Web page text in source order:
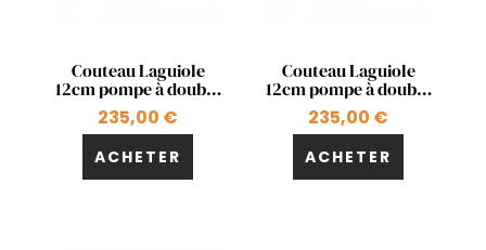
Aperçu rapide
Couteau Laguiole
12cm pompe à double
effet en olivier
235,00 €
ACHETER
Aperçu rapide
Couteau Laguiole
12cm pompe à double
effet en genévrier
235,00 €
ACHETER